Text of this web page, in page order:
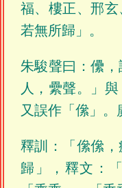
福、樓正、邢
若無所歸」。
朱駿聲曰：儽
人，纍聲。」
又誤作「㒍」。
釋訓：「㒍㒍
歸」，釋文：